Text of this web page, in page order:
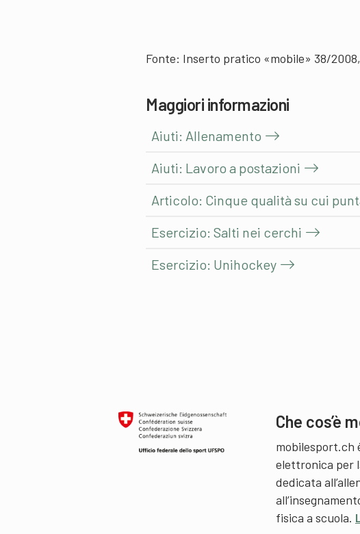
Fonte: Inserto pratico «mobile» 38/
Maggiori informazioni
Aiuti: Allenamento
Aiuti: Lavoro a postazioni
Articolo: Cinque qualità su cui
Esercizio: Salti nei cerchi
Esercizio: Unihockey
Che cos’è
mobilesport.ch
elettronica per
dedicata
fisica a scuola.